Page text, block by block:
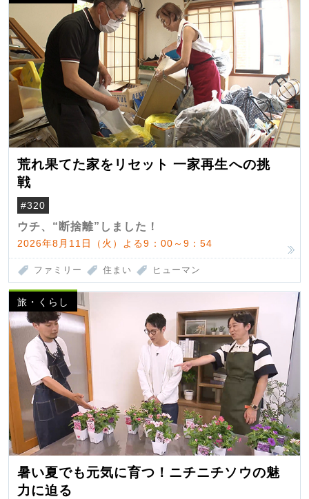
荒れ果てた家をリセット 一家再生への挑
戦
#320
ウチ、“断捨離”しました！
2026年8月11日（火）よる9：00～9：54
ファミリー 住まい ヒューマン
旅・くらし
暑い夏でも元気に育つ！ニチニチソウの魅
力に迫る